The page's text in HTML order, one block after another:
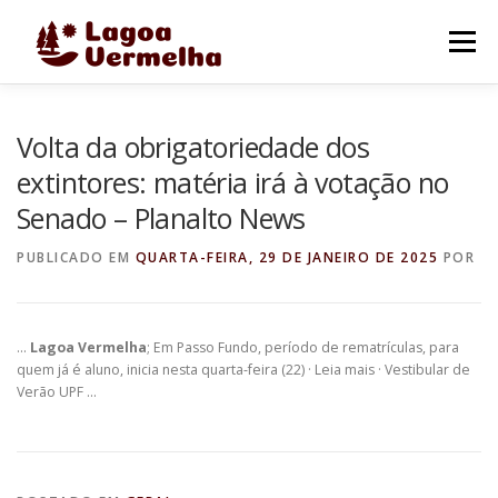
Menu
FALE CONOSCO
Volta da obrigatoriedade dos
extintores: matéria irá à votação no
Senado – Planalto News
PUBLICADO EM QUARTA-FEIRA, 29 DE JANEIRO DE 2025 POR
… Lagoa Vermelha; Em Passo Fundo, período de rematrículas, para
quem já é aluno, inicia nesta quarta-feira (22) · Leia mais · Vestibular de
Verão UPF …